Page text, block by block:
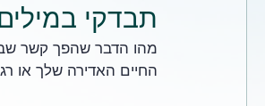
תבדקי
מהו הדבר שהפך קשר
החיים האדירה שלך או